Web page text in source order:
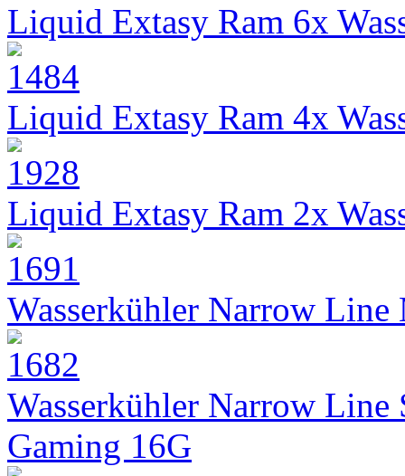
Liquid Extasy Ram 6x
Liquid Extasy Ram 4x
Liquid Extasy Ram 2x
Wasserkühler Narrow
Wasserkühler Narrow
Gaming 16G